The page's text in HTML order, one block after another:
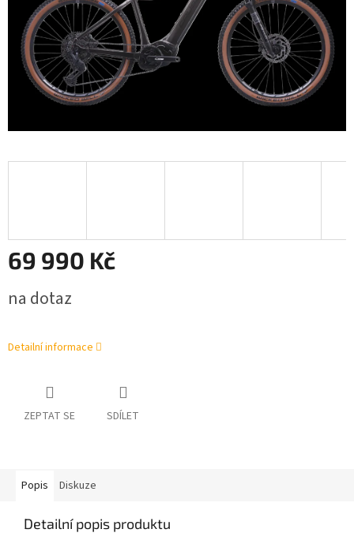
69 990 Kč
cena:
na dotaz
Detailní informace
ZEPTAT SE SDÍLET
Popis Diskuze
Detailní popis produktu